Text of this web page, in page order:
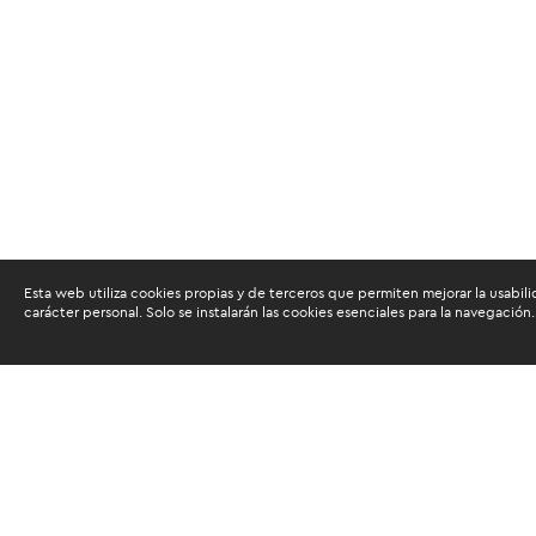
Esta web utiliza cookies propias y de terceros que permiten mejorar la
carácter personal. Solo se instalarán las cookies esenciales para la navegación.